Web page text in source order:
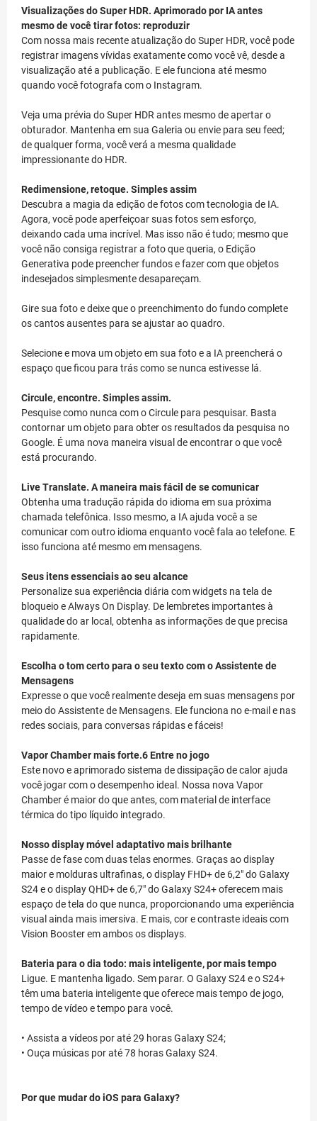
Visualizações do Super HDR. Aprimorado por IA antes
mesmo de você tirar fotos: reproduzir
Com nossa mais recente atualização do Super HDR, você pode
registrar imagens vívidas exatamente como você vê, desde a
visualização até a publicação. E ele funciona até mesmo
quando você fotografa com o Instagram.
Veja uma prévia do Super HDR antes mesmo de apertar o
obturador. Mantenha em sua Galeria ou envie para seu feed;
de qualquer forma, você verá a mesma qualidade
impressionante do HDR.
Redimensione, retoque. Simples assim
Descubra a magia da edição de fotos com tecnologia de IA.
Agora, você pode aperfeiçoar suas fotos sem esforço,
deixando cada uma incrível. Mas isso não é tudo; mesmo que
você não consiga registrar a foto que queria, o Edição
Generativa pode preencher fundos e fazer com que objetos
indesejados simplesmente desapareçam.
Gire sua foto e deixe que o preenchimento do fundo complete
os cantos ausentes para se ajustar ao quadro.
Selecione e mova um objeto em sua foto e a IA preencherá o
espaço que ficou para trás como se nunca estivesse lá.
Circule, encontre. Simples assim.
Pesquise como nunca com o Circule para pesquisar. Basta
contornar um objeto para obter os resultados da pesquisa no
Google. É uma nova maneira visual de encontrar o que você
está procurando.
Live Translate. A maneira mais fácil de se comunicar
Obtenha uma tradução rápida do idioma em sua próxima
chamada telefônica. Isso mesmo, a IA ajuda você a se
comunicar com outro idioma enquanto você fala ao telefone. E
isso funciona até mesmo em mensagens.
Seus itens essenciais ao seu alcance
Personalize sua experiência diária com widgets na tela de
bloqueio e Always On Display. De lembretes importantes à
qualidade do ar local, obtenha as informações de que precisa
rapidamente.
Escolha o tom certo para o seu texto com o Assistente de
Mensagens
Expresse o que você realmente deseja em suas mensagens por
meio do Assistente de Mensagens. Ele funciona no e-mail e nas
redes sociais, para conversas rápidas e fáceis!
Vapor Chamber mais forte.6 Entre no jogo
Este novo e aprimorado sistema de dissipação de calor ajuda
você jogar com o desempenho ideal. Nossa nova Vapor
Chamber é maior do que antes, com material de interface
térmica do tipo líquido integrado.
Nosso display móvel adaptativo mais brilhante
Passe de fase com duas telas enormes. Graças ao display
maior e molduras ultrafinas, o display FHD+ de 6,2" do Galaxy
S24 e o display QHD+ de 6,7" do Galaxy S24+ oferecem mais
espaço de tela do que nunca, proporcionando uma experiência
visual ainda mais imersiva. E mais, cor e contraste ideais com
Vision Booster em ambos os displays.
Bateria para o dia todo: mais inteligente, por mais tempo
Ligue. E mantenha ligado. Sem parar. O Galaxy S24 e o S24+
têm uma bateria inteligente que oferece mais tempo de jogo,
tempo de vídeo e tempo para você.
• Assista a vídeos por até 29 horas Galaxy S24;
• Ouça músicas por até 78 horas Galaxy S24.
Por que mudar do iOS para Galaxy?